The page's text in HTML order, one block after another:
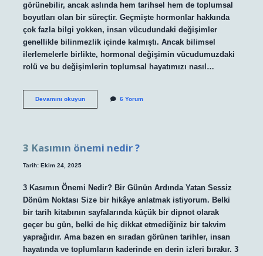
görünebilir, ancak aslında hem tarihsel hem de toplumsal
boyutları olan bir süreçtir. Geçmişte hormonlar hakkında
çok fazla bilgi yokken, insan vücudundaki değişimler
genellikle bilinmezlik içinde kalmıştı. Ancak bilimsel
ilerlemelerle birlikte, hormonal değişimin vücudumuzdaki
rolü ve bu değişimlerin toplumsal hayatımızı nasıl…
Devamını okuyunHormonal
6 Yorum
3 Kasımın önemi nedir ?
Tarih: Ekim 24, 2025
3 Kasımın Önemi Nedir? Bir Günün Ardında Yatan Sessiz
Dönüm Noktası Size bir hikâye anlatmak istiyorum. Belki
bir tarih kitabının sayfalarında küçük bir dipnot olarak
geçer bu gün, belki de hiç dikkat etmediğiniz bir takvim
yaprağıdır. Ama bazen en sıradan görünen tarihler, insan
hayatında ve toplumların kaderinde en derin izleri bırakır. 3